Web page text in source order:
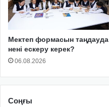
Мектеп формасын таңдауда
нені ескеру керек?
06.08.2026
Соңғы